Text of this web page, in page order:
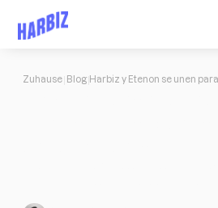
Zuhause Blog